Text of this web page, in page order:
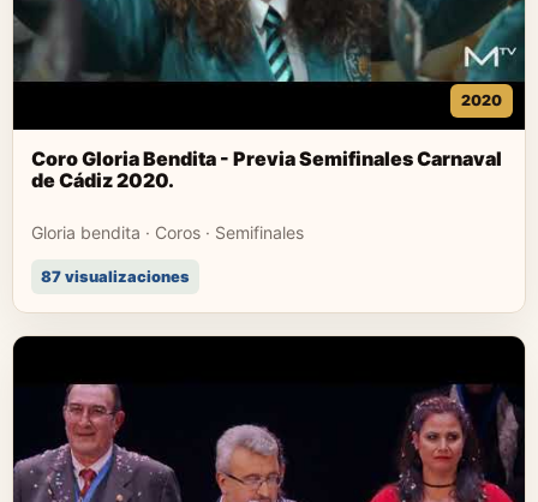
2020
Coro Gloria Bendita - Previa Semifinales Carnaval
de Cádiz 2020.
Gloria bendita · Coros · Semifinales
87 visualizaciones